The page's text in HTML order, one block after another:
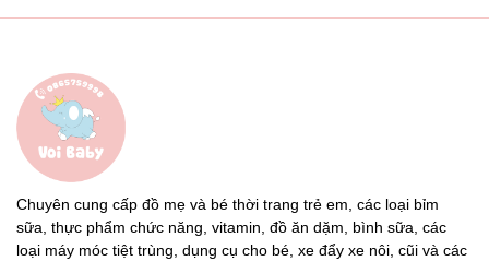
Chuyên cung cấp đồ mẹ và bé thời trang trẻ em, các loại bỉm
sữa, thực phẩm chức năng, vitamin, đồ ăn dặm, bình sữa, các
loại máy móc tiệt trùng, dụng cụ cho bé, xe đẩy xe nôi, cũi và các